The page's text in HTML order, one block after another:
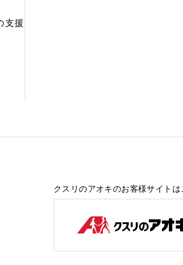
支援
クスリのアオキのお客様サイトは